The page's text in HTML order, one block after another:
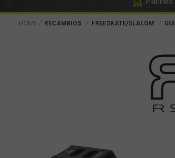
HOME RECAMBIOS FREESKATE/SLALOM